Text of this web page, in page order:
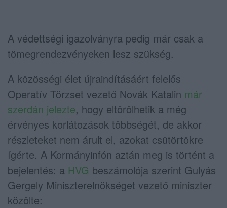
A védettségi igazolványra pedig már csak a
tömegrendezvényeken lesz szükség.
A közösségi élet újraindításáért felelős
Operatív Törzset vezető Novák Katalin már
szerdán jelezte, hogy eltörölhetik a még
érvényes korlátozások többségét, de akkor
részleteket nem árult el, azokat csütörtökre
ígérte. A Kormányinfón aztán meg is történt a
bejelentés: a HVG beszámolója szerint Gulyás
Gergely Miniszterelnökséget vezető miniszter
közölte: